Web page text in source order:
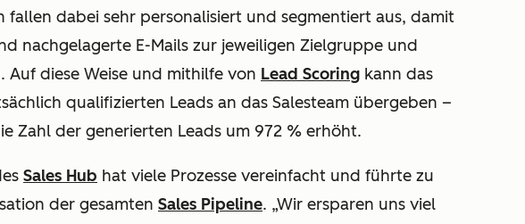
fallen dabei sehr personalisiert und segmentiert aus, damit
nachgelagerte E-Mails zur jeweiligen Zielgruppe und
Auf diese Weise und mithilfe von Lead Scoring kann das
qualifizierten Leads an das Salesteam übergeben –
Zahl der generierten Leads um 972 % erhöht.
Sales Hub hat viele Prozesse vereinfacht und führte zu
der gesamten Sales Pipeline. „Wir ersparen uns viel